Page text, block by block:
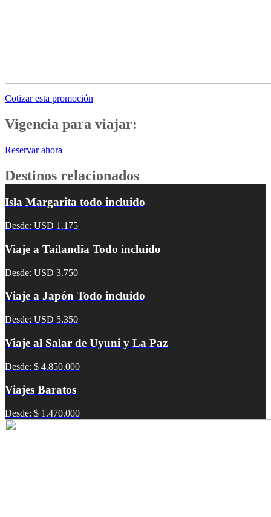
Cotizar esta promoción
Vigencia para viajar:
Reservar ahora
Destinos relacionados
Isla Margarita todo incluido
Desde: USD 1.175
Viaje a Tailandia Todo incluido
Desde: USD 3.750
Viaje a Japón Todo incluido
Desde: USD 5.350
Viaje al Salar de Uyuni y La Paz
Desde: $ 4.850.000
Viajes Baratos
Desde: $ 1.470.000